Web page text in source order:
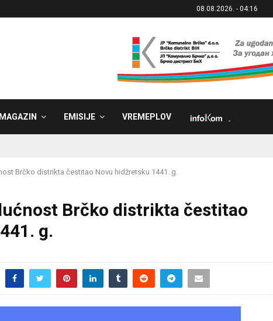
08.08.2026. - 04:16
MAGAZIN EMISIJE VREMEPLOV
Brčko distrikta čestitao Novu hidžretsku 1441. g.
Brčko distrikta čestitao
g.